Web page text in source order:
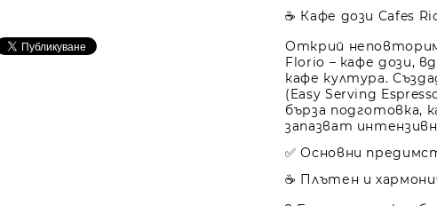
☕ Кафе дози Cafes
Открий
Florio – кафе дози,
кафе култура.
(Easy Serving
бърза подготовка,
запазват
✅ Основни
☕ Плътен и